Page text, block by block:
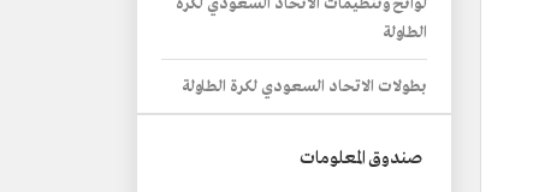
لوائح وتنظيمات الاتحاد السعودي لكرة
الطاولة
بطولات الاتحاد السعودي لكرة الطاولة
صندوق المعلومات